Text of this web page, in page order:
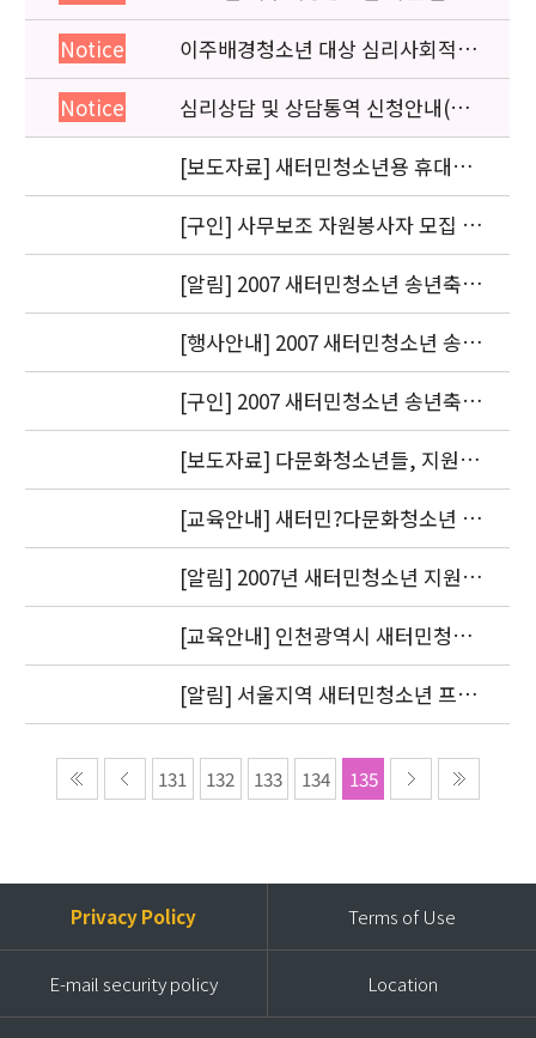
종사자 역량강화 교육 일정 안내
Notice
이주배경청소년 대상 심리사회적응
검사 연수동영상 개편 안내
Notice
심리상담 및 상담통역 신청안내(의뢰
서첨부)
[보도자료] 새터민청소년용 휴대폰
매뉴얼 남북 출신 청소년들이 공동
제작
[구인] 사무보조 자원봉사자 모집 안
내
[알림] 2007 새터민청소년 송년축제
에 참석해 주신 모든 분들께 감사드
립니다.
[행사안내] 2007 새터민청소년 송년
축제에 초대합니다.
[구인] 2007 새터민청소년 송년축제
자원봉사자 모집
[보도자료] 다문화청소년들, 지원대
상에서 벗어나 변화의 주체로 우뚝서
다
[교육안내] 새터민?다문화청소년 전
문가 양성교육 신청자 모집
[알림] 2007년 새터민청소년 지원기
관 공동협력사업 최종보고서 제출(
정산 증빙서류 첨부 수정)
[교육안내] 인천광역시 새터민청소
년 종합지원협의체 실무자 연수 개최
[알림] 서울지역 새터민청소년 프로
젝트 코디네이터 최종합격자 안내
131 132 133 134 135
Privacy Policy Terms of Use
E-mail security policy Location